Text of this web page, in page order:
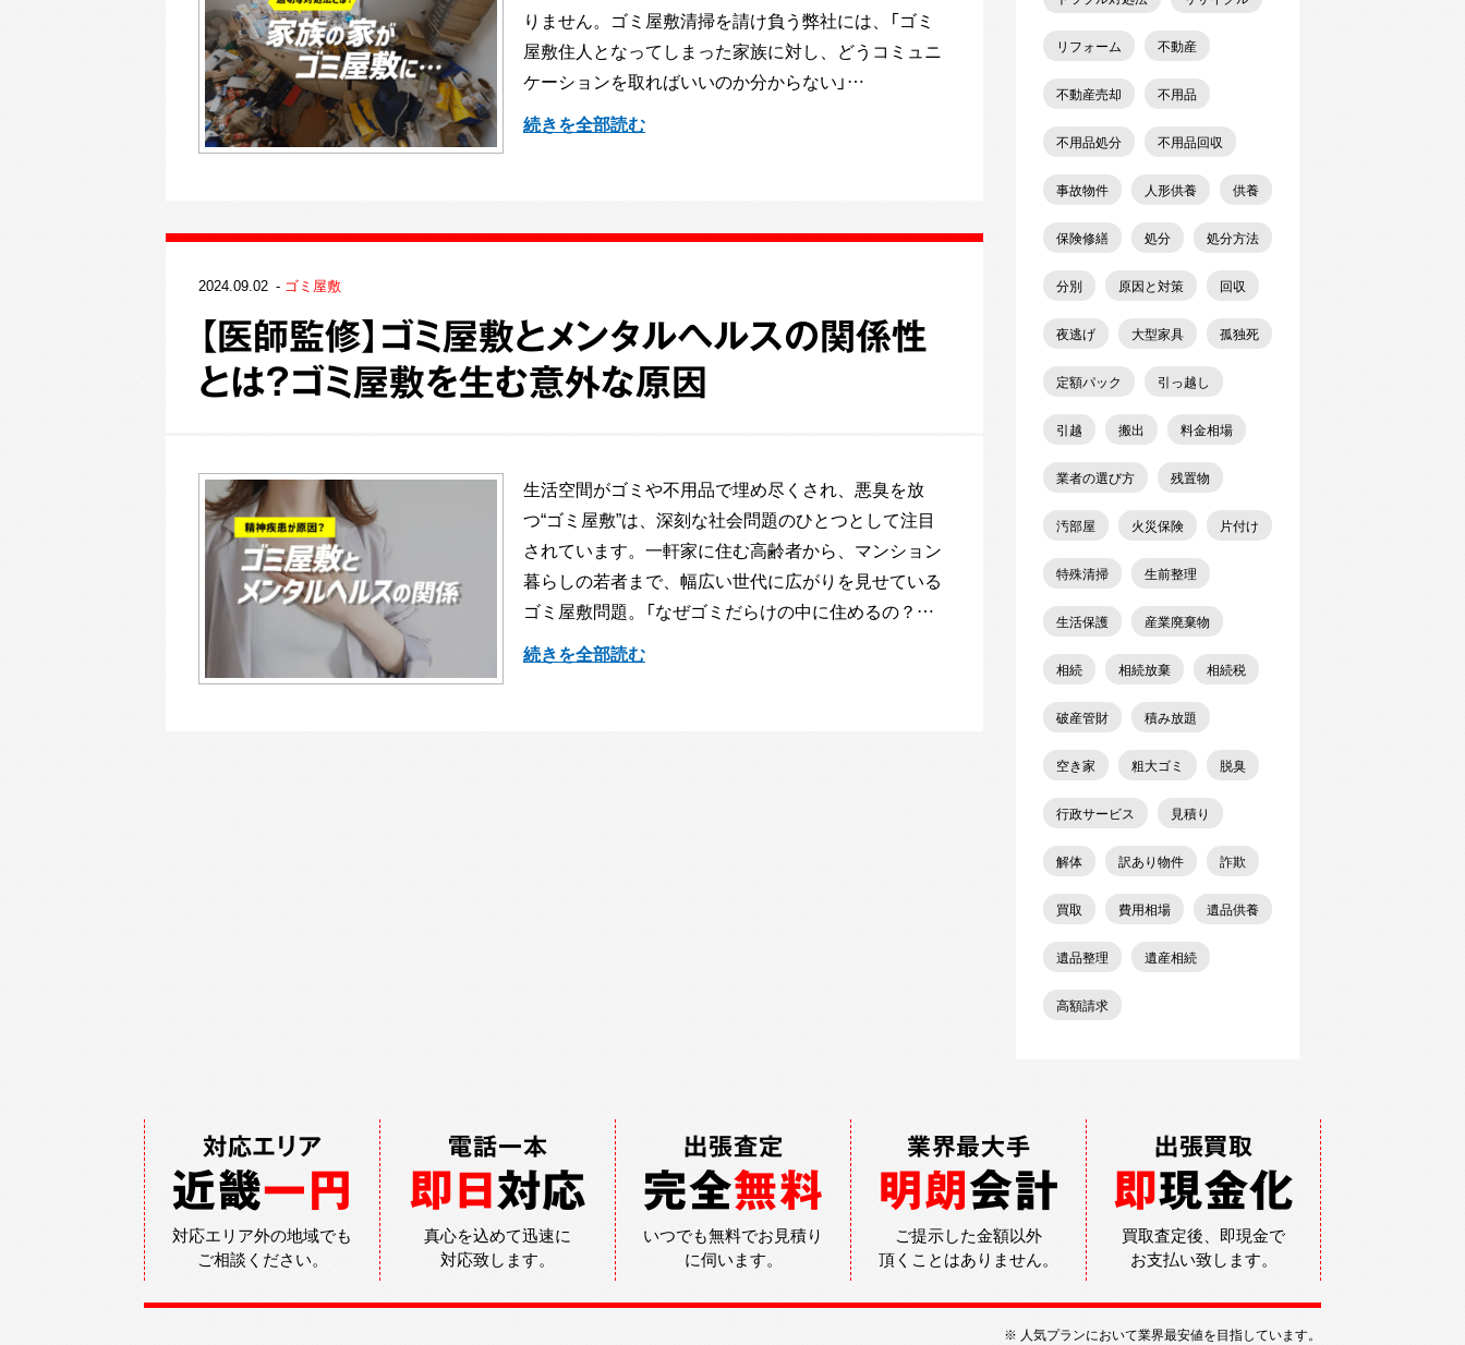
りません。ゴミ屋敷清掃を請け負う弊社には、「ゴミ
屋敷住人となってしまった家族に対し、どうコミュニ
ケーションを取ればいいのか分からない」…
続きを全部読む
2024.09.02 ゴミ屋敷
【医師監修】ゴミ屋敷とメンタルヘルスの関係性
とは？ゴミ屋敷を生む意外な原因
生活空間がゴミや不用品で埋め尽くされ、悪臭を放
つ“ゴミ屋敷”は、深刻な社会問題のひとつとして注目
されています。一軒家に住む高齢者から、マンション
暮らしの若者まで、幅広い世代に広がりを見せている
ゴミ屋敷問題。「なぜゴミだらけの中に住めるの？…
続きを全部読む
リフォーム 不動産
不動産売却 不用品
不用品処分 不用品回収
事故物件 人形供養 供養
保険修繕 処分 処分方法
分別 原因と対策 回収
夜逃げ 大型家具 孤独死
定額パック 引っ越し
引越 搬出 料金相場
業者の選び方 残置物
汚部屋 火災保険 片付け
特殊清掃 生前整理
生活保護 産業廃棄物
相続 相続放棄 相続税
破産管財 積み放題
空き家 粗大ゴミ 脱臭
行政サービス 見積り
解体 訳あり物件 詐欺
買取 費用相場 遺品供養
遺品整理 遺産相続
高額請求
対応エリア
近畿一円
対応エリア外の地域でも
ご相談ください。
電話一本
即日対応
真心を込めて迅速に
対応致します。
出張査定
完全無料
いつでも無料でお見積り
に伺います。
業界最大手
明朗会計
ご提示した金額以外
頂くことはありません。
出張買取
即現金化
買取査定後、即現金で
お支払い致します。
※ 人気プランにおいて業界最安値を目指しています。